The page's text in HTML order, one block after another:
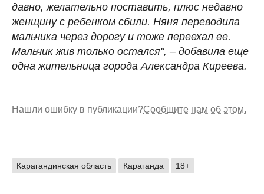
давно, желательно поставить, плюс недавно
женщину с ребенком сбили. Няня переводила
мальчика через дорогу и тоже переехал ее.
Мальчик жив только остался", – добавила еще
одна жительница города Александра Киреева.
Нашли ошибку в публикации?Сообщите нам об этом.
Карагандинская область Караганда 18+